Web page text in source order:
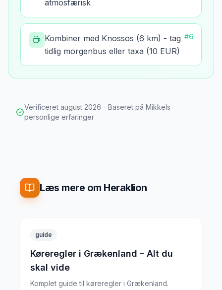
atmosfærisk
Kombiner med Knossos (6 km) - tag
tidlig morgenbus eller taxa (10 EUR)
#6
Verificeret august 2026 - Baseret på Mikkels
personlige erfaringer
Læs mere om Heraklion
guide
Køreregler i Grækenland – Alt du
skal vide
Komplet guide til køreregler i Grækenland.